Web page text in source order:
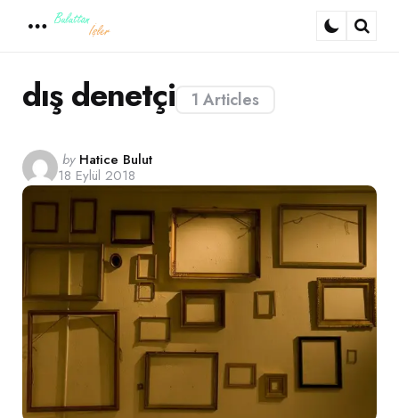
1 Articles
dış denetçi
Posted
by
by Hatice Bulut
18 Eylül 2018